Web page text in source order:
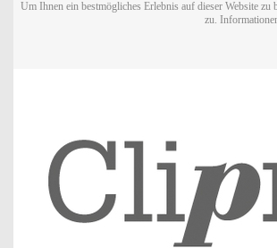
Um Ihnen ein bestmögliches Erlebnis auf dieser Website
zu.